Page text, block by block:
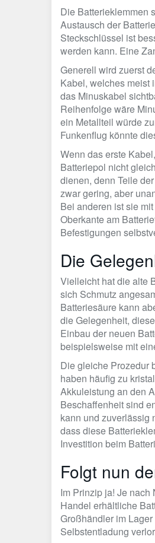
Die Batterieklemmen
Austausch der
Steckschlüssel ist
werden kann. Eine
Generell wird zuerst
Kabel, welches meist
das Minuskabel
Reihenfolge wäre
ein Metallteil würde
Funkenflug könnte
Wenn das erste
Batteriepol nicht
dienen, denn Teile
zwar gering, aber
Bei anderen ist sie
Oberkante am
Befestigungen
Die
Vielleicht hat die alte
sich Schmutz
Batteriesäure kann
die Gelegenheit,
Einbau der neuen
beispielsweise mit
Die gleiche Prozedur
haben häufig zu
Akkuleistung an den
Beschaffenheit sind
kann und zuverlässig
dass diese
Investition beim
Folgt nun
Im Prinzip ja! Je
Handel erhältliche
Großhändler im
Selbstentladung